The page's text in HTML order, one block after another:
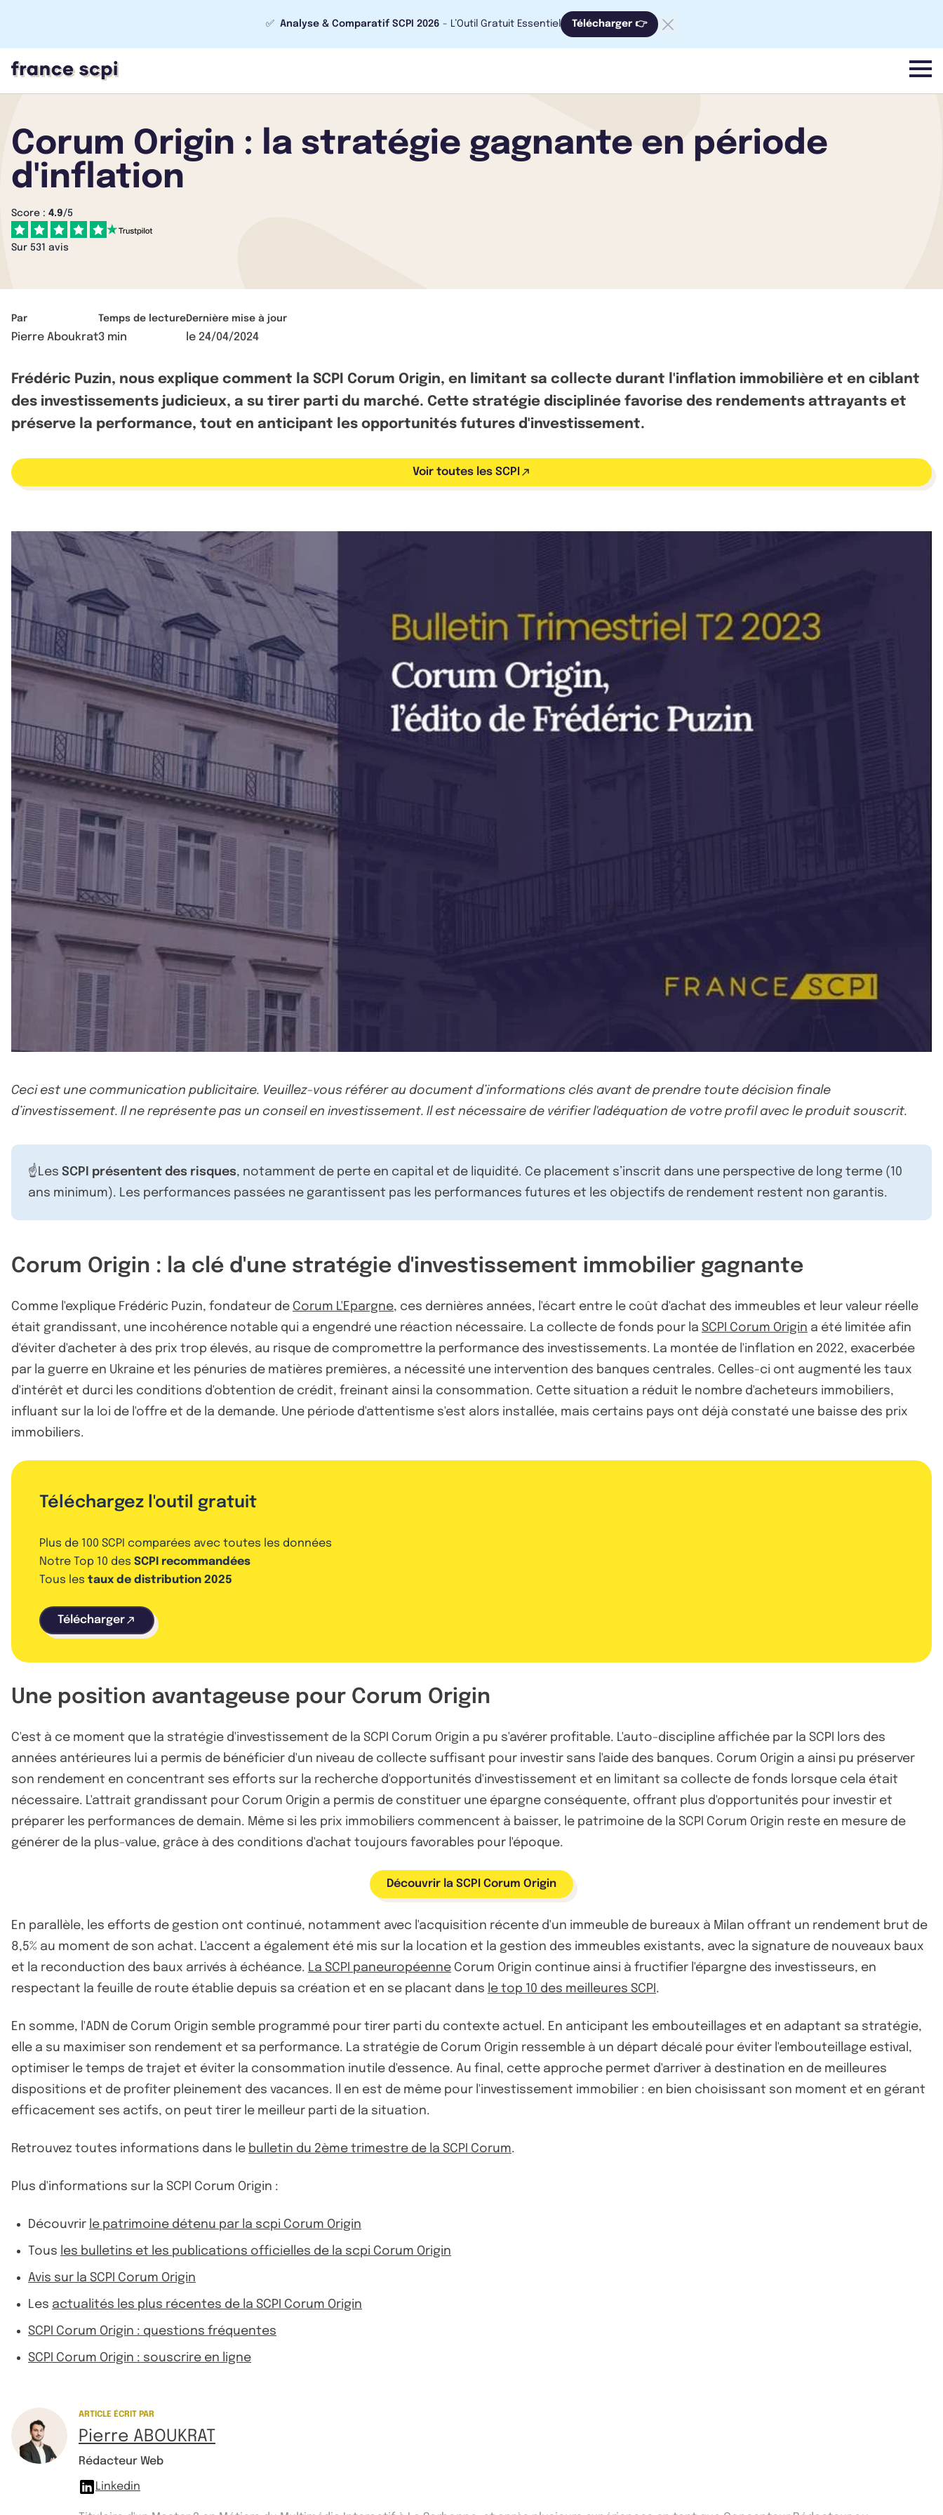
✅ Analyse & Comparatif SCPI 2026 - L’Outil Gratuit Essentiel Télécharger 👉
menu
Corum Origin : la stratégie gagnante en période
d'inflation
Score : 4.9/5
Sur 531 avis
Par
Pierre Aboukrat
Temps de lecture
3 min
Dernière mise à jour
le 24/04/2024
Frédéric Puzin, nous explique comment la SCPI Corum Origin, en limitant sa collecte durant l'inflation immobilière et en ciblant
des investissements judicieux, a su tirer parti du marché. Cette stratégie disciplinée favorise des rendements attrayants et
préserve la performance, tout en anticipant les opportunités futures d'investissement.
Voir toutes les SCPI
Ceci est une communication publicitaire. Veuillez-vous référer au document d’informations clés avant de prendre toute décision finale
d’investissement. Il ne représente pas un conseil en investissement. Il est nécessaire de vérifier l'adéquation de votre profil avec le produit souscrit.
☝️Les SCPI présentent des risques, notamment de perte en capital et de liquidité. Ce placement s’inscrit dans une perspective de long terme (10
ans minimum). Les performances passées ne garantissent pas les performances futures et les objectifs de rendement restent non garantis.
Corum Origin : la clé d'une stratégie d'investissement immobilier gagnante
Comme l'explique Frédéric Puzin, fondateur de Corum L'Epargne, ces dernières années, l'écart entre le coût d'achat des immeubles et leur valeur réelle
était grandissant, une incohérence notable qui a engendré une réaction nécessaire. La collecte de fonds pour la SCPI Corum Origin a été limitée afin
d'éviter d'acheter à des prix trop élevés, au risque de compromettre la performance des investissements. La montée de l'inflation en 2022, exacerbée
par la guerre en Ukraine et les pénuries de matières premières, a nécessité une intervention des banques centrales. Celles-ci ont augmenté les taux
d'intérêt et durci les conditions d'obtention de crédit, freinant ainsi la consommation. Cette situation a réduit le nombre d'acheteurs immobiliers,
influant sur la loi de l'offre et de la demande. Une période d'attentisme s'est alors installée, mais certains pays ont déjà constaté une baisse des prix
immobiliers.
Téléchargez l'outil gratuit
Plus de 100 SCPI comparées avec toutes les données
Notre Top 10 des SCPI recommandées
Tous les taux de distribution 2025
Télécharger
Une position avantageuse pour Corum Origin
C'est à ce moment que la stratégie d'investissement de la SCPI Corum Origin a pu s'avérer profitable. L'auto-discipline affichée par la SCPI lors des
années antérieures lui a permis de bénéficier d'un niveau de collecte suffisant pour investir sans l'aide des banques. Corum Origin a ainsi pu préserver
son rendement en concentrant ses efforts sur la recherche d'opportunités d'investissement et en limitant sa collecte de fonds lorsque cela était
nécessaire. L'attrait grandissant pour Corum Origin a permis de constituer une épargne conséquente, offrant plus d'opportunités pour investir et
préparer les performances de demain. Même si les prix immobiliers commencent à baisser, le patrimoine de la SCPI Corum Origin reste en mesure de
générer de la plus-value, grâce à des conditions d'achat toujours favorables pour l'époque.
Découvrir la SCPI Corum Origin
En parallèle, les efforts de gestion ont continué, notamment avec l'acquisition récente d'un immeuble de bureaux à Milan offrant un rendement brut de
8,5% au moment de son achat. L'accent a également été mis sur la location et la gestion des immeubles existants, avec la signature de nouveaux baux
et la reconduction des baux arrivés à échéance. La SCPI paneuropéenne Corum Origin continue ainsi à fructifier l'épargne des investisseurs, en
respectant la feuille de route établie depuis sa création et en se placant dans le top 10 des meilleures SCPI .
En somme, l'ADN de Corum Origin semble programmé pour tirer parti du contexte actuel. En anticipant les embouteillages et en adaptant sa stratégie,
elle a su maximiser son rendement et sa performance. La stratégie de Corum Origin ressemble à un départ décalé pour éviter l'embouteillage estival,
optimiser le temps de trajet et éviter la consommation inutile d'essence. Au final, cette approche permet d'arriver à destination en de meilleures
dispositions et de profiter pleinement des vacances. Il en est de même pour l'investissement immobilier : en bien choisissant son moment et en gérant
efficacement ses actifs, on peut tirer le meilleur parti de la situation.
Retrouvez toutes informations dans le bulletin du 2ème trimestre de la SCPI Corum.
Plus d'informations sur la SCPI Corum Origin :
Découvrir le patrimoine détenu par la scpi Corum Origin
Tous les bulletins et les publications officielles de la scpi Corum Origin
Avis sur la SCPI Corum Origin
Les actualités les plus récentes de la SCPI Corum Origin
SCPI Corum Origin : questions fréquentes
SCPI Corum Origin : souscrire en ligne
ARTICLE ÉCRIT PAR
Pierre ABOUKRAT
Rédacteur Web
Linkedin